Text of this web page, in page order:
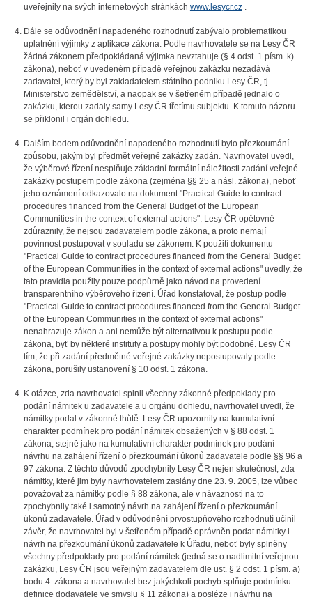
uveřejnily na svých internetových stránkách www.lesycr.cz.
Dále se odůvodnění napadeného rozhodnutí zabývalo problematikou
uplatnění výjimky z aplikace zákona. Podle navrhovatele se na Lesy ČR
žádná zákonem předpokládaná výjimka nevztahuje (§ 4 odst. 1 písm. k)
zákona), neboť v uvedeném případě veřejnou zakázku nezadává
zadavatel, který by byl zakladatelem státního podniku Lesy ČR, tj.
Ministerstvo zemědělství, a naopak se v šetřeném případě jednalo o
zakázku, kterou zadaly samy Lesy ČR třetímu subjektu. K tomuto názoru
se přiklonil i orgán dohledu.
Dalším bodem odůvodnění napadeného rozhodnutí bylo přezkoumání
způsobu, jakým byl předmět veřejné zakázky zadán. Navrhovatel uvedl,
že výběrové řízení nesplňuje základní formální náležitosti zadání veřejné
zakázky postupem podle zákona (zejména §§ 25 a násl. zákona), neboť
jeho oznámení odkazovalo na dokument "Practical Guide to contract
procedures financed from the General Budget of the European
Communities in the context of external actions". Lesy ČR opětovně
zdůraznily, že nejsou zadavatelem podle zákona, a proto nemají
povinnost postupovat v souladu se zákonem. K použití dokumentu
"Practical Guide to contract procedures financed from the General Budget
of the European Communities in the context of external actions"uvedly, že
tato pravidla použily pouze podpůrně jako návod na provedení
transparentního výběrového řízení. Úřad konstatoval, že postup podle
"Practical Guide to contract procedures financed from the General Budget
of the European Communities in the context of external actions"
nenahrazuje zákon a ani nemůže být alternativou k postupu podle
zákona, byť by některé instituty a postupy mohly být podobné. Lesy ČR
tím, že při zadání předmětné veřejné zakázky nepostupovaly podle
zákona, porušily ustanovení § 10 odst. 1 zákona.
K otázce, zda navrhovatel splnil všechny zákonné předpoklady pro
podání námitek u zadavatele a u orgánu dohledu, navrhovatel uvedl, že
námitky podal v zákonné lhůtě. Lesy ČR upozornily na kumulativní
charakter podmínek pro podání námitek obsažených v § 88 odst. 1
zákona, stejně jako na kumulativní charakter podmínek pro podání
návrhu na zahájení řízení o přezkoumání úkonů zadavatele podle §§ 96 a
97 zákona. Z těchto důvodů zpochybnily Lesy ČR nejen skutečnost, zda
námitky, které jim byly navrhovatelem zaslány dne 23. 9. 2005, lze vůbec
považovat za námitky podle § 88 zákona, ale v návaznosti na to
zpochybnily také i samotný návrh na zahájení řízení o přezkoumání
úkonů zadavatele. Úřad v odůvodnění prvostupňového rozhodnutí učinil
závěr, že navrhovatel byl v šetřeném případě oprávněn podat námitky i
návrh na přezkoumání úkonů zadavatele k Úřadu, neboť byly splněny
všechny předpoklady pro podání námitek (jedná se o nadlimitní veřejnou
zakázku, Lesy ČR jsou veřejným zadavatelem dle ust. § 2 odst. 1 písm. a)
bodu 4. zákona a navrhovatel bez jakýchkoli pochyb splňuje podmínku
definice dodavatele ve smyslu § 11 zákona) a posléze i návrhu na